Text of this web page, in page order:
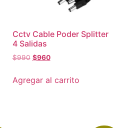
Cctv Cable Poder Splitter
4 Salidas
$990 $960
Agregar al carrito